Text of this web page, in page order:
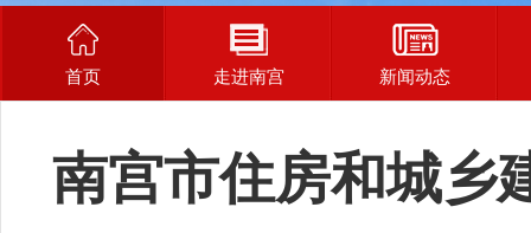
首页 走进南宫 新闻动态
南宫市住房和城乡